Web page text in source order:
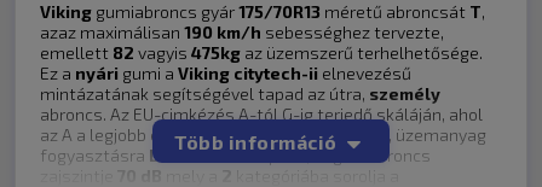
Viking gumiabroncs gyár175/70R13 méretű abroncsát T,
azaz maximálisan 190 km/h sebességhez tervezte,
emellett 82 vagyis 475kg az üzemszerű terhelhetősége.
Ez a nyári gumi a Viking citytech-ii elnevezésű
mintázatának segítségével tapad az útra, személy
abroncs. Az EU-cimkézés A-tól G-ig terjedő skáláján, ahol
az A a legjobb értékelés, nedves tapadásra
, üzemanyag
fogyasztásra D
értékelést kapott , míg az abroncs
70 dB 2
Több információ